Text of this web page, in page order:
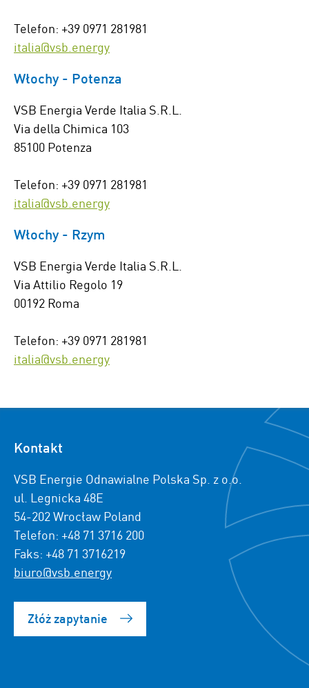
Telefon: +39 0971 281981
italia@vsb.energy
Włochy - Potenza
VSB Energia Verde Italia S.R.L.
Via della Chimica 103
85100 Potenza
Telefon: +39 0971 281981
italia@vsb.energy
Włochy - Rzym
VSB Energia Verde Italia S.R.L.
Via Attilio Regolo 19
00192 Roma
Telefon: +39 0971 281981
italia@vsb.energy
Kontakt
VSB Energie Odnawialne Polska Sp. z o.o.
ul. Legnicka 48E
54-202 Wrocław Poland
Telefon: +48 71 3716 200
Faks: +48 71 3716219
biuro@vsb.energy
Złóż zapytanie